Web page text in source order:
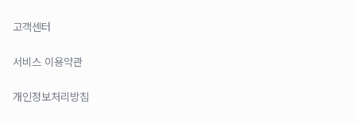
고객센터
서비스 이용약관
개인정보처리방침